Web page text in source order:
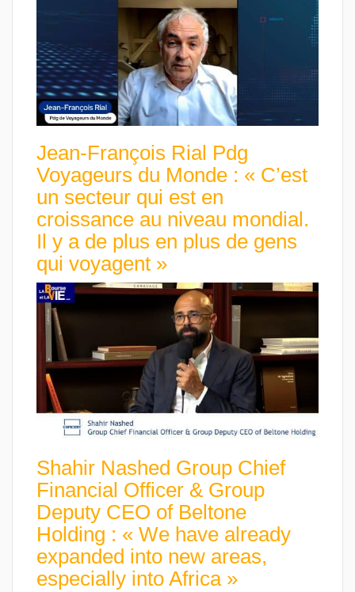
Jean-François Rial Pdg
Voyageurs du Monde : « C’est
un secteur qui est en
croissance au niveau mondial.
Il y a de plus en plus de gens
qui voyagent »
Shahir Nashed Group Chief
Financial Officer & Group
Deputy CEO of Beltone
Holding : « We have already
expanded into new areas,
especially into Africa »